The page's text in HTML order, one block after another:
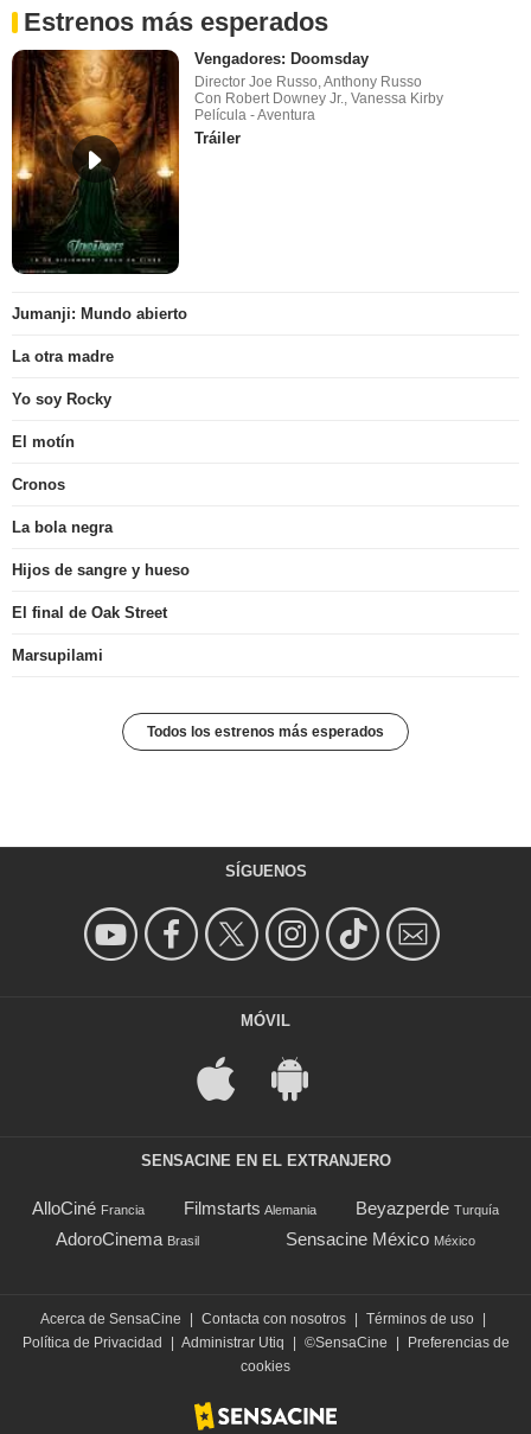
Estrenos más esperados
Vengadores: Doomsday
Director Joe Russo, Anthony Russo
Con Robert Downey Jr., Vanessa Kirby
Película - Aventura
Tráiler
Jumanji: Mundo abierto
La otra madre
Yo soy Rocky
El motín
Cronos
La bola negra
Hijos de sangre y hueso
El final de Oak Street
Marsupilami
Todos los estrenos más esperados
SÍGUENOS
MÓVIL
SENSACINE EN EL EXTRANJERO
AlloCiné Francia Filmstarts Alemania Beyazperde Turquía
AdoroCinema Brasil Sensacine México México
Acerca de SensaCine | Contacta con nosotros | Términos de uso |
Política de Privacidad
| Administrar Utiq | ©SensaCine |
Preferencias de
cookies